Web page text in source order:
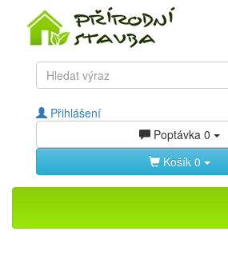
Přihlášení
Poptávka 0
Košík 0